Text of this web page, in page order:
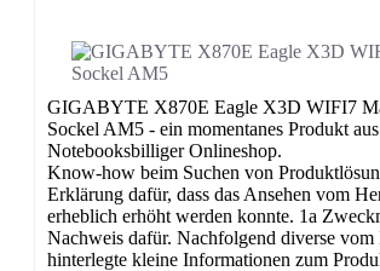
GIGABYTE X870E Eagle X3D WIFI7
Sockel AM5 - ein momentanes Produkt
Notebooksbilliger Onlineshop.
Know-how beim Suchen von
Erklärung dafür, dass das Ansehen vom
erheblich erhöht werden konnte. 1a
Nachweis dafür. Nachfolgend diverse vom
hinterlegte kleine Informationen zum